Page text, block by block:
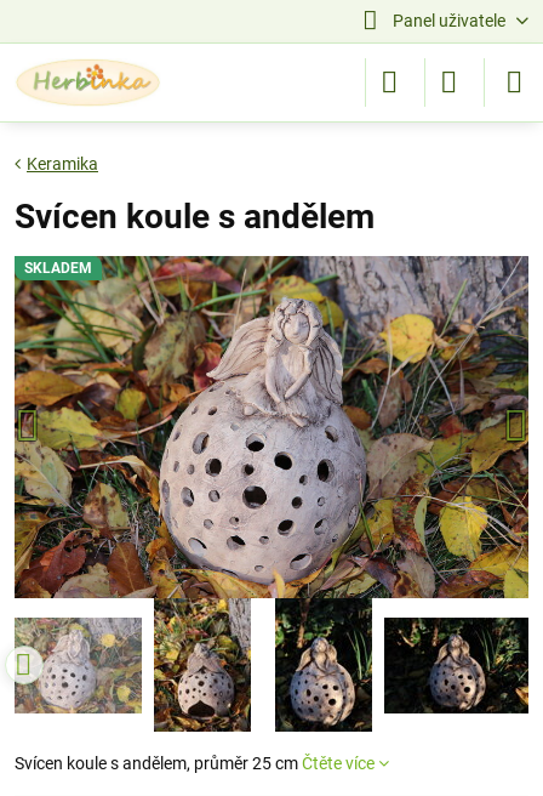
Panel uživatele
SKLADEM
Keramika
Svícen koule s andělem
Svícen koule s andělem, průměr 25 cmČtěte více